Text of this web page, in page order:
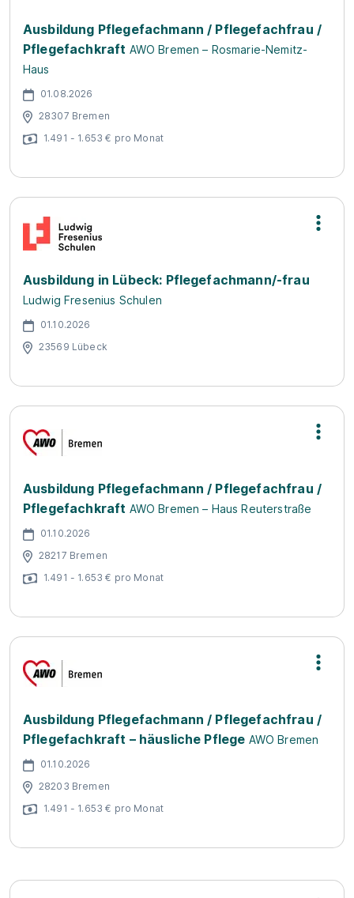
Ausbildung Pflegefachmann / Pflegefachfrau /
Pflegefachkraft AWO Bremen – Rosmarie-Nemitz-
Haus
01.08.2026
28307 Bremen
1.491 - 1.653 € pro Monat
Ausbildung in Lübeck: Pflegefachmann/-frau
Ludwig Fresenius Schulen
01.10.2026
23569 Lübeck
Ausbildung Pflegefachmann / Pflegefachfrau /
Pflegefachkraft AWO Bremen – Haus Reuterstraße
01.10.2026
28217 Bremen
1.491 - 1.653 € pro Monat
Ausbildung Pflegefachmann / Pflegefachfrau /
Pflegefachkraft – häusliche Pflege AWO Bremen
01.10.2026
28203 Bremen
1.491 - 1.653 € pro Monat